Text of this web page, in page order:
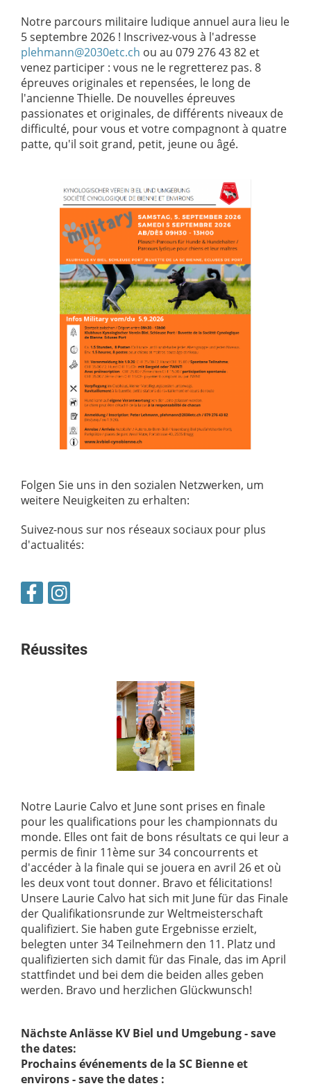
Notre parcours militaire ludique annuel aura lieu le
5 septembre 2026 ! Inscrivez-vous à l'adresse
plehmann@2030etc.ch ou au 079 276 43 82 et
venez participer : vous ne le regretterez pas. 8
épreuves originales et repensées, le long de
l'ancienne Thielle. De nouvelles épreuves
passionates et originales, de différents niveaux de
difficulté, pour vous et votre compagnont à quatre
patte, qu'il soit grand, petit, jeune ou âgé.
Folgen Sie uns in den sozialen Netzwerken, um
weitere Neuigkeiten zu erhalten:
Suivez-nous sur nos réseaux sociaux pour plus
d'actualités:
Réussites
Notre Laurie Calvo et June sont prises en finale
pour les qualifications pour les championnats du
monde. Elles ont fait de bons résultats ce qui leur a
permis de finir 11ème sur 34 concourrents et
d'accéder à la finale qui se jouera en avril 26 et où
les deux vont tout donner. Bravo et félicitations!
Unsere Laurie Calvo hat sich mit June für das Finale
der Qualifikationsrunde zur Weltmeisterschaft
qualifiziert. Sie haben gute Ergebnisse erzielt,
belegten unter 34 Teilnehmern den 11. Platz und
qualifizierten sich damit für das Finale, das im April
stattfindet und bei dem die beiden alles geben
werden. Bravo und herzlichen Glückwunsch!
Nächste Anlässe KV Biel und Umgebung - save
the dates:
Prochains événements de la SC Bienne et
environs - save the dates :